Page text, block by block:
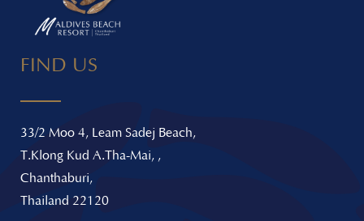
FIND US
33/2 Moo 4, Leam Sadej Beach,
T.Klong Kud A.Tha-Mai, ,
Chanthaburi,
Thailand 22120